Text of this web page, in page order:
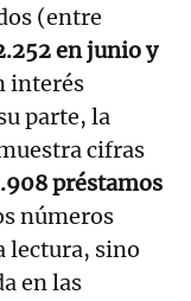
(entre
en junio y
interés
parte, la
cifras
préstamos
números
lectura, sino
en las